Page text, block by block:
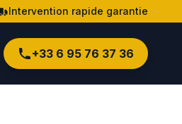
Intervention rapide garantie
+33 6 95 76 37 36